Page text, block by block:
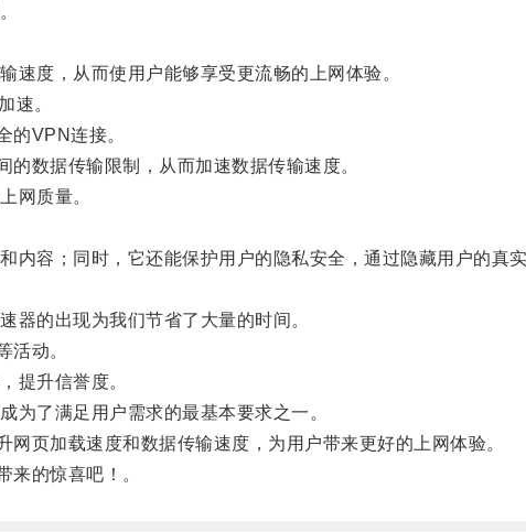
度，从而使用户能够享受更流畅的上网体验。
速。
VPN连接。
数据传输限制，从而加速数据传输速度。
网质量。
容；同时，它还能保护用户的隐私安全，通过隐藏用户的真
的出现为我们节省了大量的时间。
动。
提升信誉度。
了满足用户需求的最基本要求之一。
加载速度和数据传输速度，为用户带来更好的上网体验。
的惊喜吧！。